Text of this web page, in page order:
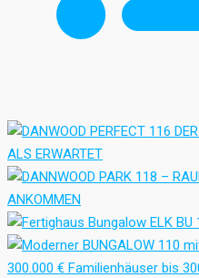
300.000 € Familienhäuser bis